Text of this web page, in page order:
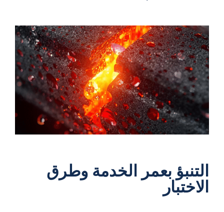
التنبؤ بعمر الخدمة وطرق
الاختبار